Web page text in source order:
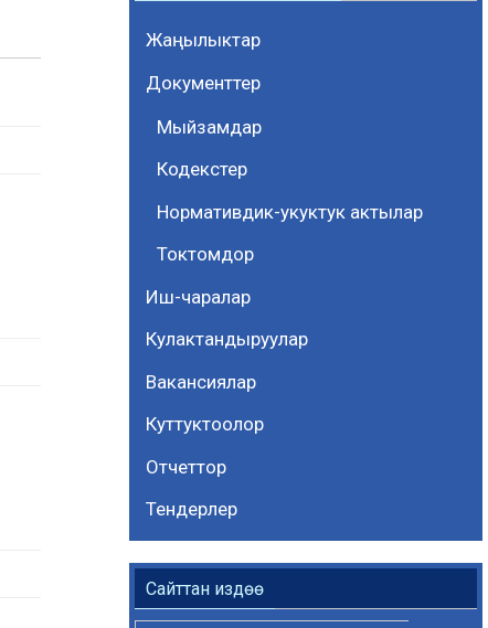
Жаңылыктар
Документтер
Мыйзамдар
Кодекстер
Нормативдик-укуктук актылар
Токтомдор
Иш-чаралар
Кулактандыруулар
Вакансиялар
Куттуктоолор
Отчеттор
Тендерлер
Сайттан издөө